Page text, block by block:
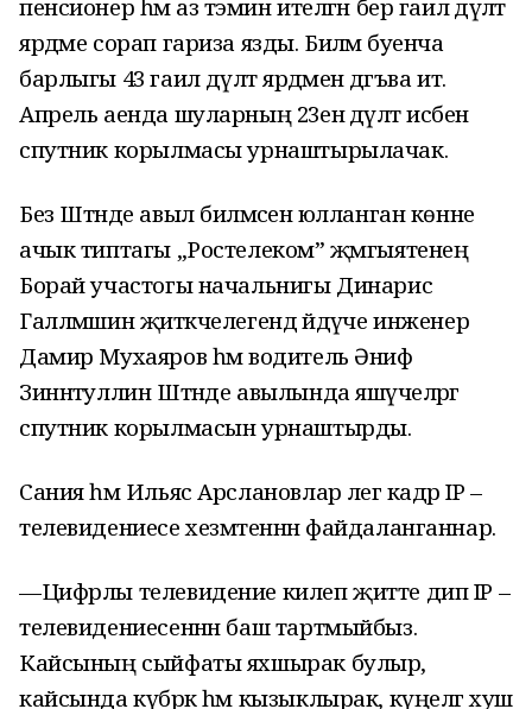
пенсионер һәм аз тәэмин ителгән бер гаилә дәүләт
ярдәме сорап гариза язды. Биләмә буенча
барлыгы 43 гаилә дәүләт ярдәменә дәгъва итә.
Апрель аенда шуларның 23енә дәүләт исәбенә
спутник корылмасы урнаштырылачак.
Без Штәнде авыл биләмәсенә юлланган көнне
ачык типтагы „Ростелеком” җәмгыятенең
Борай участогы начальнигы Динарис
Галләмшин җитәкчелегендә әйдәүче инженер
Дамир Мухаяров һәм водитель Әниф
Зиннәтуллин Штәнде авылында яшәүчеләргә
спутник корылмасын урнаштырды.
Сания һәм Ильяс Арслановлар әлегә кадәр IP –
телевидениесе хезмәтеннән файдаланганнар.
—Цифрлы телевидение килеп җитте дип IP –
телевидениесеннән баш тартмыйбыз.
Кайсының сыйфаты яхшырак булыр,
кайсында күбрәк һәм кызыклырак, күңелгә хуш